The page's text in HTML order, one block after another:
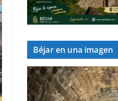
Béjar en una imagen